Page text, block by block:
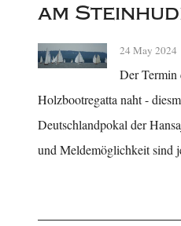
am
24 May 2024
Der Termin
Holzbootregatta naht -
Deutschlandpokal der
und Meldemöglichkeit sind